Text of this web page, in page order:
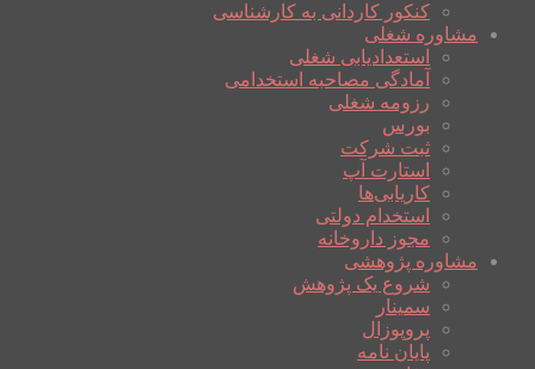
کنکور کاردانی به کارشناسی
مشاوره شغلی
استعدادیابی شغلی
آمادگی مصاحبه استخدامی
رزومه شغلی
بورس
ثبت شرکت
استارت آپ
کاریابی‌ها
استخدام دولتی
مجوز داروخانه
مشاوره پژوهشی
شروع یک پژوهش
سمینار
پروپوزال
پایان نامه